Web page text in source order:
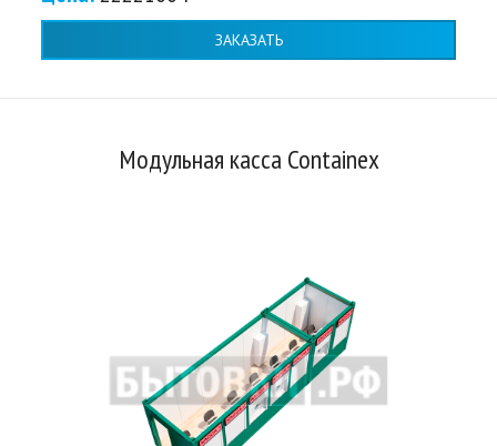
ЗАКАЗАТЬ
Модульная касса Containex